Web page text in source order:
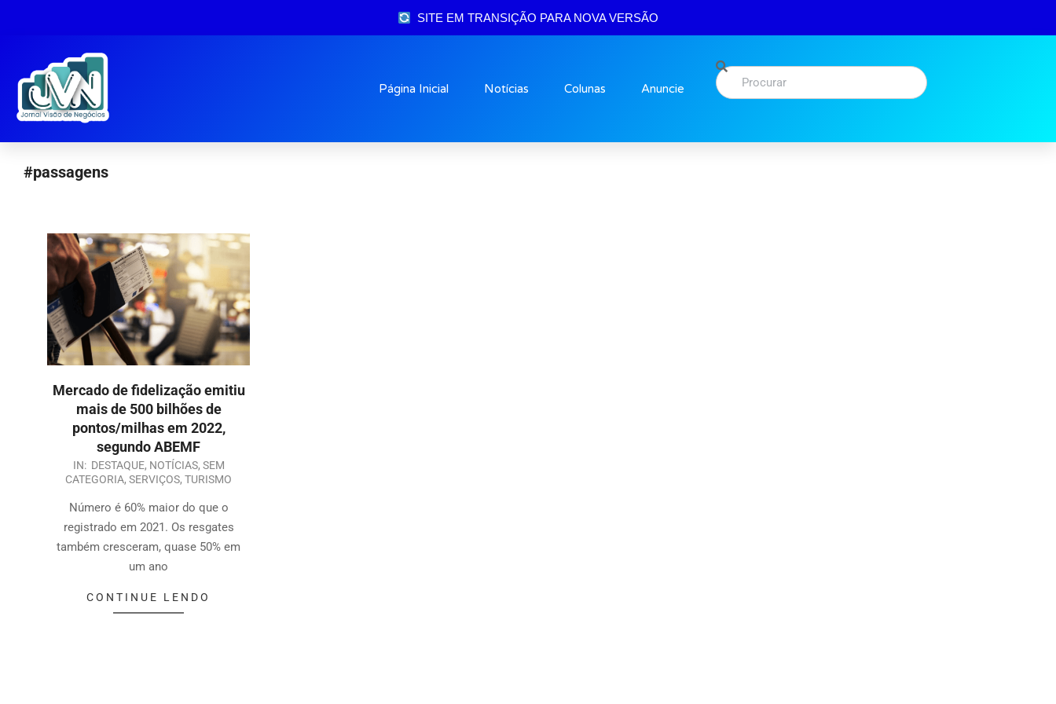
SITE EM TRANSIÇÃO PARA NOVA VERSÃO
Página Inicial Notícias Colunas Anuncie
#passagens
Mercado de fidelização emitiu
mais de 500 bilhões de
pontos/milhas em 2022,
segundo ABEMF
IN: DESTAQUE, NOTÍCIAS, SEM
CATEGORIA,SERVIÇOS,TURISMO
Número é 60% maior do que o
registrado em 2021. Os resgates
também cresceram, quase 50% em
um ano
CONTINUE LENDO